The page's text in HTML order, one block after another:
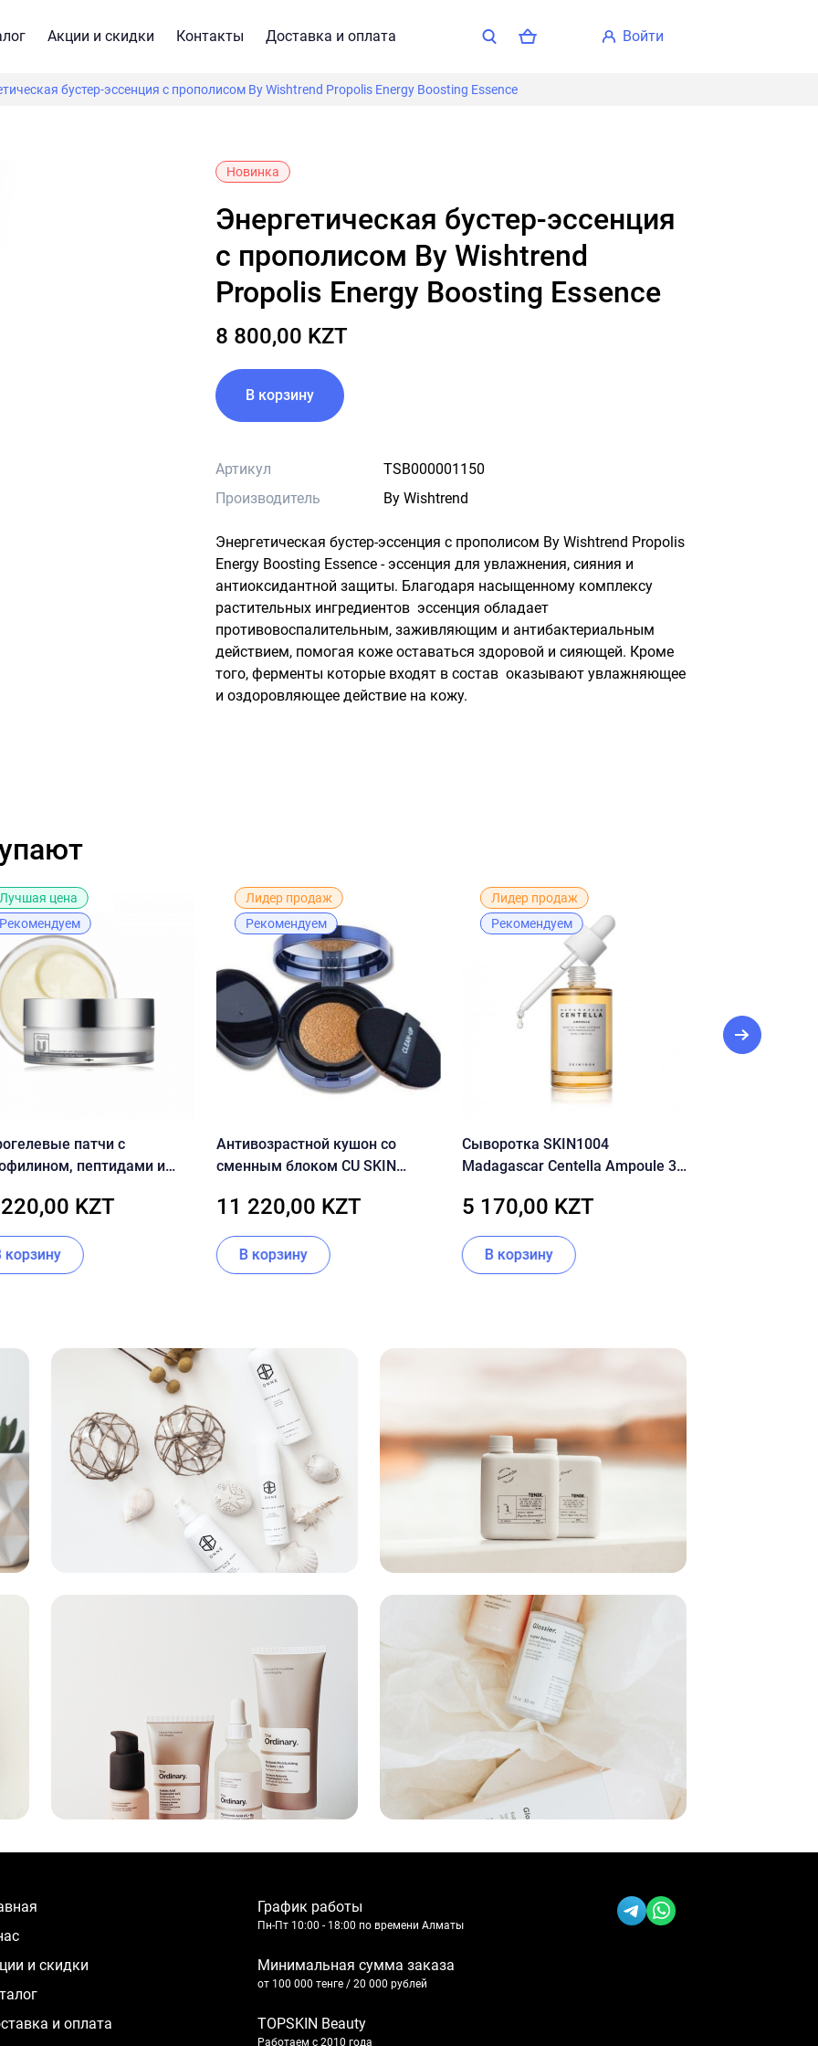
Акции и скидки Контакты Доставка и оплата войти
бустер-эссенция c прополисом By Wishtrend Propolis Energy Boosting Essence
Новинка
Энергетическая бустер-эссенция
c прополисом By Wishtrend
Propolis Energy Boosting Essence
8 800,00 KZT
В корзину
Артикул
TSB000001150
Производитель
By Wishtrend
Энергетическая бустер-эссенция c прополисом By Wishtrend Propolis
Energy Boosting Essence - эссенция для увлажнения, сияния и
антиоксидантной защиты. Благодаря насыщенному комплексу
растительных ингредиентов  эссенция обладает
противовоспалительным, заживляющим и антибактериальным
действием, помогая коже оставаться здоровой и сияющей. Кроме
того, ферменты которые входят в состав  оказывают увлажняющее
и оздоровляющее действие на кожу.
Лучшая цена
Рекомендуем
патчи с
пептидами и
Gel Eye Patch
KZT
В корзину
Лидер продаж
Рекомендуем
Антивозрастной кушон со
сменным блоком CU SKIN
PACT (SPF50+/PA+++) 21 тон
11 220,00 KZT
В корзину
Лидер продаж
Рекомендуем
Сыворотка SKIN1004
Madagascar Centella Ampoule 30
5 170,00 KZT
В корзину
нас
и скидки
и оплата
График работы
Пн-Пт 10:00 - 18:00 по времени Алматы
Минимальная сумма заказа
от 100 000 тенге / 20 000 рублей
TOPSKIN Beauty
Работаем с 2010 года